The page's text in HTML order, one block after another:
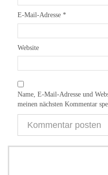
E-Mail-Adresse *
Website
Name, E-Mail-Adresse und
meinen nächsten Kommentar